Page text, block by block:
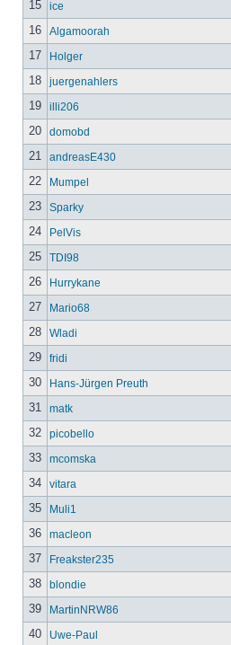
15
ice
16
Algamoorah
17
Holger
18
juergenahlers
19
illi206
20
domobd
21
andreasE430
22
Mumpel
23
Sparky
24
PelVis
25
TDI98
26
Hurrykane
27
Mario68
28
Wladi
29
fridi
30
Hans-Jürgen Preuth
31
matk
32
picobello
33
mcomska
34
vitara
35
Muli1
36
macleon
37
Freakster235
38
blondie
39
MartinNRW86
40
Uwe-Paul